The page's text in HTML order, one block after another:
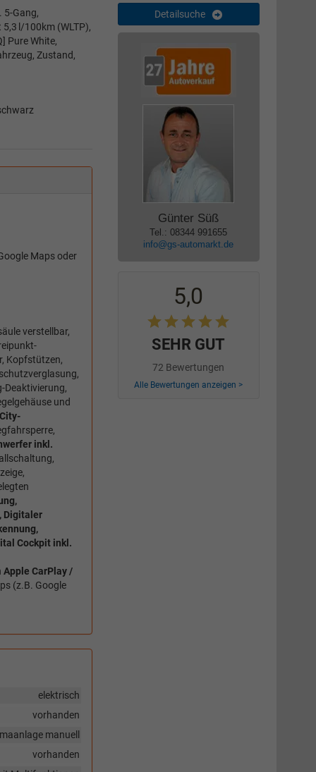
5-Gang,
l/100km (WLTP),
Pure White,
Zustand,
Maps oder
verstellbar,
Kopfstützen,
Deaktivierung,
und
inkl.
Digitaler
Cockpit inkl.
Apple CarPlay /
(z.B. Google
elektrisch
vorhanden
manuell
vorhanden
Detailsuche
Günter Süß
Tel.: 08344 991655
info@gs-automarkt.de
5,0
SEHR GUT
72 Bewertungen
Alle Bewertungen anzeigen >